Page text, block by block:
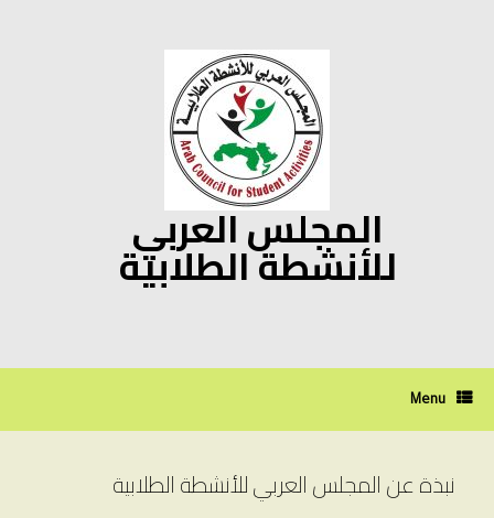
المجلس العربي
للأنشطة الطلابية
Menu
نبذة عن المجلس العربي للأنشطة الطلابية